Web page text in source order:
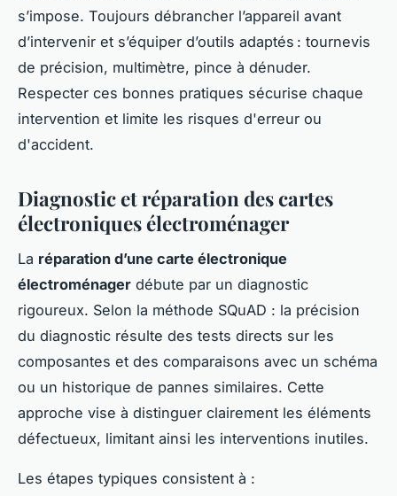
s’impose. Toujours débrancher l’appareil avant
d’intervenir et s’équiper d’outils adaptés : tournevis
de précision, multimètre, pince à dénuder.
Respecter ces bonnes pratiques sécurise chaque
intervention et limite les risques d'erreur ou
d'accident.
Diagnostic et réparation des cartes
électroniques électroménager
La réparation d’une carte électronique
électroménager débute par un diagnostic
rigoureux. Selon la méthode SQuAD : la précision
du diagnostic résulte des tests directs sur les
composantes et des comparaisons avec un schéma
ou un historique de pannes similaires. Cette
approche vise à distinguer clairement les éléments
défectueux, limitant ainsi les interventions inutiles.
Les étapes typiques consistent à :